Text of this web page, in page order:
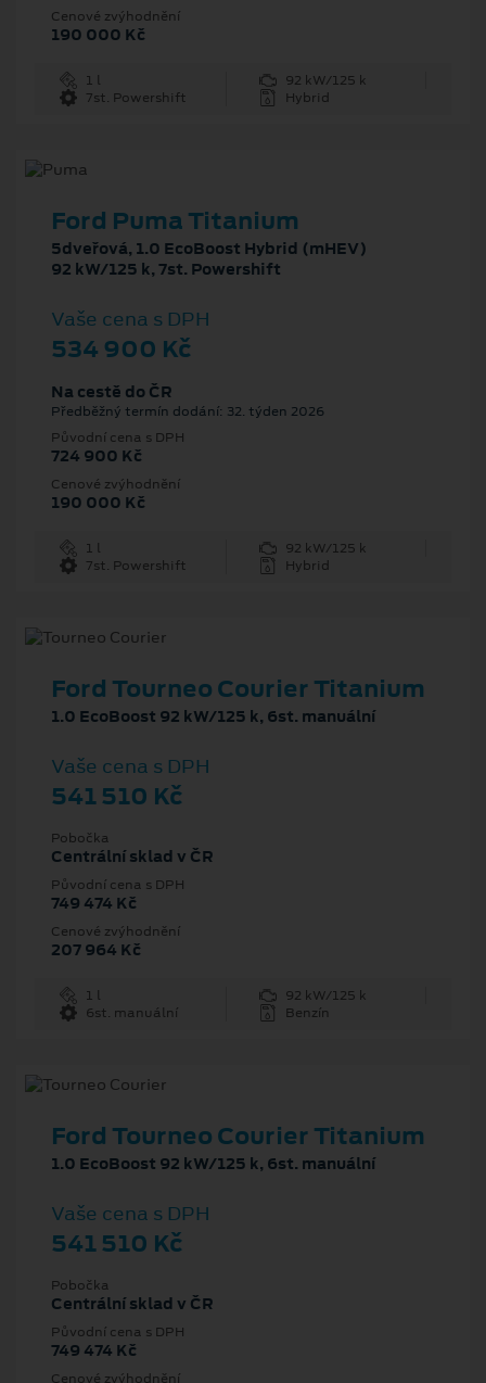
Cenové zvýhodnění
190 000 Kč
1 l
92 kW/125 k
7st. Powershift
Hybrid
Ford Puma Titanium
5dveřová, 1.0 EcoBoost Hybrid (mHEV)
92 kW/125 k, 7st. Powershift
Vaše cena s DPH
534 900 Kč
Na cestě do ČR
Předběžný termín dodání: 32. týden 2026
Původní cena s DPH
724 900 Kč
Cenové zvýhodnění
190 000 Kč
1 l
92 kW/125 k
7st. Powershift
Hybrid
Ford Tourneo Courier Titanium
1.0 EcoBoost 92 kW/125 k, 6st. manuální
Vaše cena s DPH
541 510 Kč
Pobočka
Centrální sklad v ČR
Původní cena s DPH
749 474 Kč
Cenové zvýhodnění
207 964 Kč
1 l
92 kW/125 k
6st. manuální
Benzín
Ford Tourneo Courier Titanium
1.0 EcoBoost 92 kW/125 k, 6st. manuální
Vaše cena s DPH
541 510 Kč
Pobočka
Centrální sklad v ČR
Původní cena s DPH
749 474 Kč
Cenové zvýhodnění